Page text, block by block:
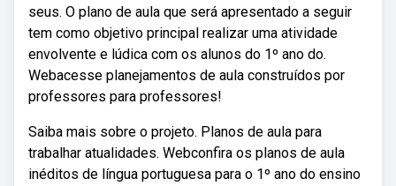
seus. O plano de aula que será apresentado a seguir
tem como objetivo principal realizar uma atividade
envolvente e lúdica com os alunos do 1º ano do.
Webacesse planejamentos de aula construídos por
professores para professores!
Saiba mais sobre o projeto. Planos de aula para
trabalhar atualidades. Webconfira os planos de aula
inéditos de língua portuguesa para o 1º ano do ensino